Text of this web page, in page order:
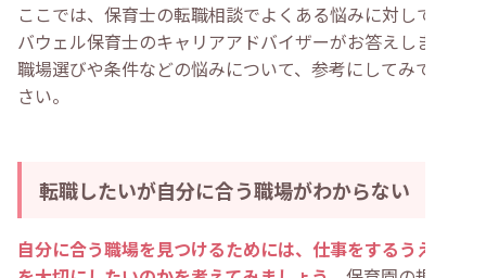
ここでは、保育士の転職相談でよくある悩みに対して、レ
バウェル保育士のキャリアアドバイザーがお答えします！
職場選びや条件などの悩みについて、参考にしてみてくだ
さい。
転職したいが自分に合う職場がわからない
自分に合う職場を見つけるためには、仕事をするうえで何